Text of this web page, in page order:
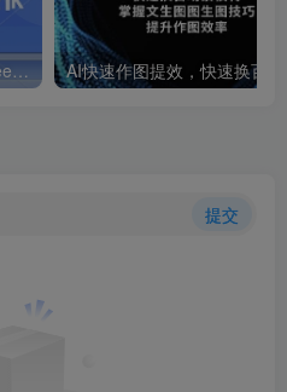
全职宝妈在小红书卖DeepSeek提示词，一天收益1k
提交